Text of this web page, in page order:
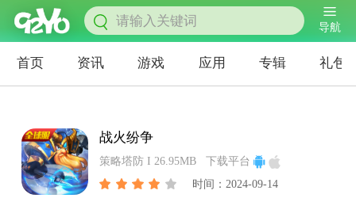
导航
首页 资讯 游戏 应用 专辑 礼包
战火纷争
策略塔防 I 26.95MB
下载平台
时间：2024-09-14